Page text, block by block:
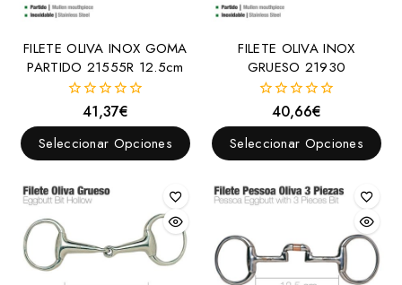
FILETE OLIVA INOX GOMA
PARTIDO 21555R 12.5cm
fuera
de
41,37€
Seleccionar Opciones
FILETE OLIVA INOX
GRUESO 21930
fuera
de
40,66€
Seleccionar Opciones
Outlet
Caballo
Abrebocas y Raspadores de muelas